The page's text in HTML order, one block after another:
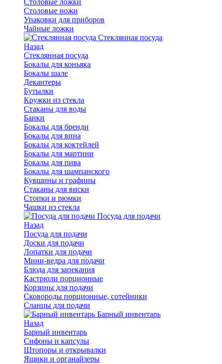
Столовые ножи
Упаковки для приборов
Чайные ложки
Стеклянная посуда
Назад
Стеклянная посуда
Бокалы для коньяка
Бокалы шале
Декантеры
Бутылки
Кружки из стекла
Стаканы для воды
Банки
Бокалы для бренди
Бокалы для вина
Бокалы для коктейлей
Бокалы для мартини
Бокалы для пива
Бокалы для шампанского
Кувшины и графины
Стаканы для виски
Стопки и рюмки
Чашки из стекла
Посуда для подачи
Назад
Посуда для подачи
Доски для подачи
Лопатки для подачи
Мини-ведра для подачи
Блюда для запекания
Кастрюли порционные
Корзины для подачи
Сковороды порционные, сотейники
Сланцы для подачи
Барный инвентарь
Назад
Барный инвентарь
Сифоны и капсулы
Штопоры и открывалки
Ящики и органайзеры